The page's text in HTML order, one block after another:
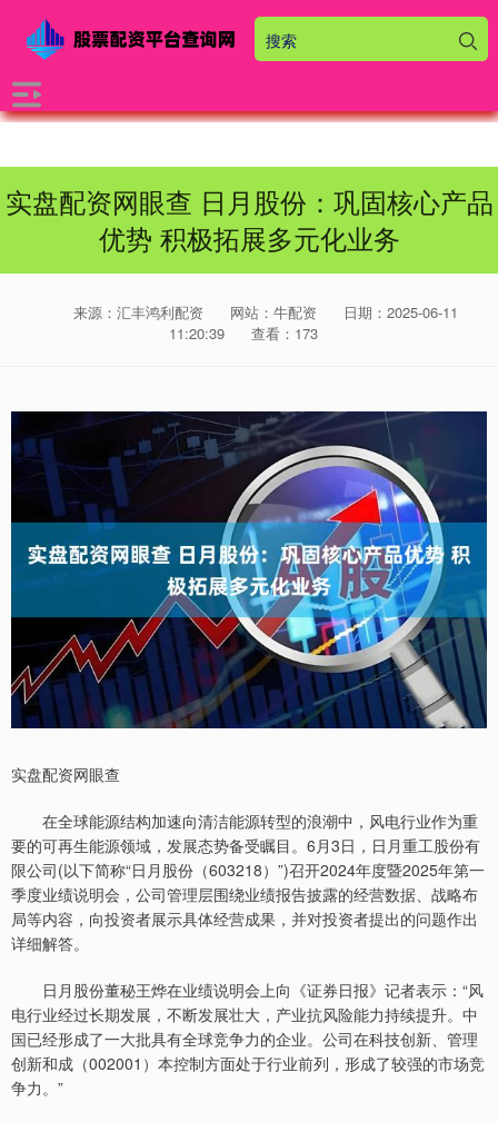
实盘配资网眼查 日月股份：巩固核心产品
优势 积极拓展多元化业务
来源：汇丰鸿利配资 网站：牛配资
日期：2025-06-11
11:20:39
查看：173
实盘配资网眼查
在全球能源结构加速向清洁能源转型的浪潮中，风电行业作为重
要的可再生能源领域，发展态势备受瞩目。6月3日，日月重工股份有
限公司(以下简称“日月股份（603218）”)召开2024年度暨2025年第一
季度业绩说明会，公司管理层围绕业绩报告披露的经营数据、战略布
局等内容，向投资者展示具体经营成果，并对投资者提出的问题作出
详细解答。
日月股份董秘王烨在业绩说明会上向《证券日报》记者表示：“风
电行业经过长期发展，不断发展壮大，产业抗风险能力持续提升。中
国已经形成了一大批具有全球竞争力的企业。公司在科技创新、管理
创新和成（002001）本控制方面处于行业前列，形成了较强的市场竞
争力。”